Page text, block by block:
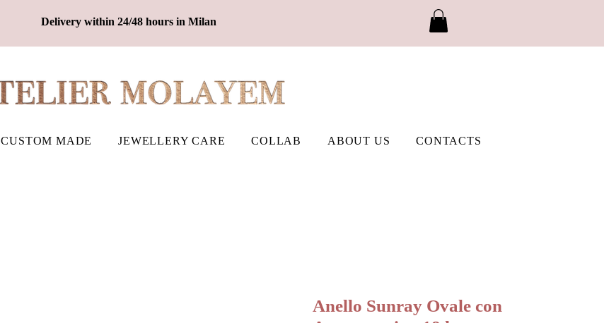
Delivery within 24/48 hours in Milan
CUSTOM MADE JEWELLERY CARE COLLAB ABOUT US CONTACTS
Anello Sunray Ovale con